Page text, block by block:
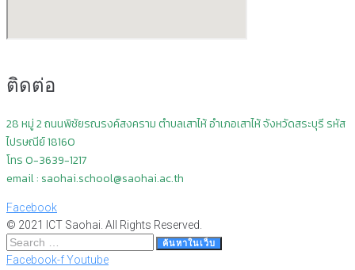
ติดต่อ
28 หมู่ 2 ถนนพิชัยรณรงค์สงคราม ตำบลเสาไห้ อำเภอเสาไห้ จังหวัดสระบุรี รหัส
ไปรษณีย์ 18160
โทร 0-3639-1217
email : saohai.school@saohai.ac.th
Facebook
© 2021 ICT Saohai. All Rights Reserved.
Search
…
ค้นหาในเว็บ
Facebook-fYoutube